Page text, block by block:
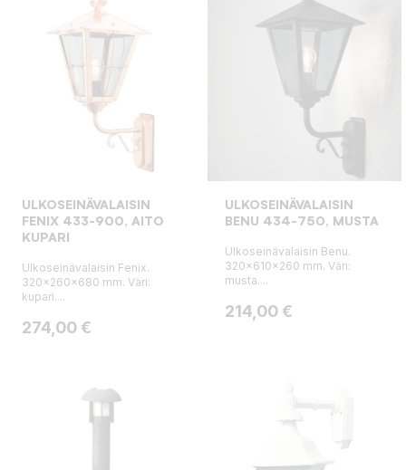
ULKOSEINÄVALAISIN
FENIX 433-900, AITO
KUPARI
Ulkoseinävalaisin Fenix.
320x260x680 mm. Väri:
kupari....
Hinta
274,00 €
ULKOSEINÄVALAISIN
BENU 434-750, MUSTA
Ulkoseinävalaisin Benu.
320x610x260 mm. Väri:
musta....
Hinta
214,00 €